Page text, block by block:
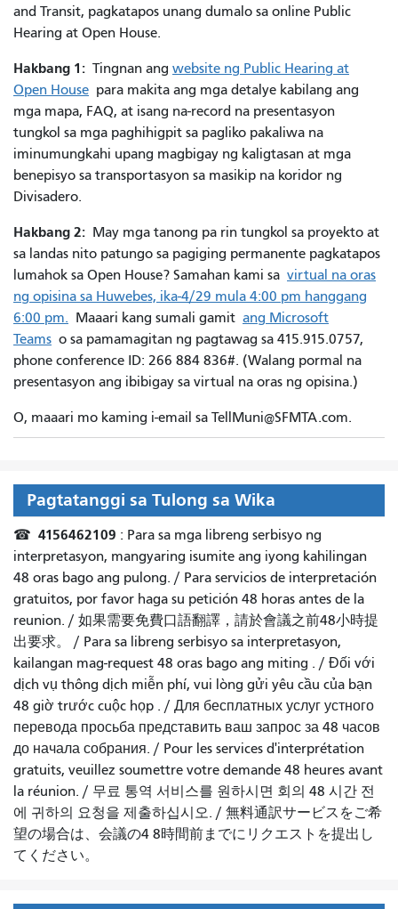
and Transit, pagkatapos unang dumalo sa online Public
Hearing at Open House.
Hakbang 1: Tingnan ang website ng Public Hearing at
Open House para makita ang mga detalye kabilang ang
mga mapa, FAQ, at isang na-record na presentasyon
tungkol sa mga paghihigpit sa pagliko pakaliwa na
iminumungkahi upang magbigay ng kaligtasan at mga
benepisyo sa transportasyon sa masikip na koridor ng
Divisadero.
Hakbang 2: May mga tanong pa rin tungkol sa proyekto at
sa landas nito patungo sa pagiging permanente pagkatapos
lumahok sa Open House? Samahan kami sa virtual na oras
ng opisina sa Huwebes, ika-4/29 mula 4:00 pm hanggang
6:00 pm. Maaari kang sumali gamit ang Microsoft
Teams o sa pamamagitan ng pagtawag sa 415.915.0757,
phone conference ID: 266 884 836#. (Walang pormal na
presentasyon ang ibibigay sa virtual na oras ng opisina.)
O, maaari mo kaming i-email sa TellMuni@SFMTA.com.
Pagtatanggi sa Tulong sa Wika
☎ 4156462109 : Para sa mga libreng serbisyo ng
interpretasyon, mangyaring isumite ang iyong kahilingan
48 oras bago ang pulong. / Para servicios de interpretación
gratuitos, por favor haga su petición 48 horas antes de la
reunion. / 如果需要免費口語翻譯，請於會議之前48小時提
出要求。 / Para sa libreng serbisyo sa interpretasyon,
kailangan mag-request 48 oras bago ang miting . / Đối với
dịch vụ thông dịch miễn phí, vui lòng gửi yêu cầu của bạn
48 giờ trước cuộc họp . / Для бесплатных услуг устного
перевода просьба представить ваш запрос за 48 часов
до начала собрания. / Pour les services d'interprétation
gratuits, veuillez soumettre votre demande 48 heures avant
la réunion. / 무료 통역 서비스를 원하시면 회의 48 시간 전
에 귀하의 요청을 제출하십시오. / 無料通訳サービスをご希
望の場合は、会議の4 8時間前までにリクエストを提出し
てください。